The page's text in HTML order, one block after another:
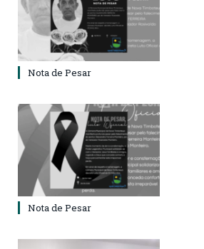
Nota de Pesar
Nota de Pesar